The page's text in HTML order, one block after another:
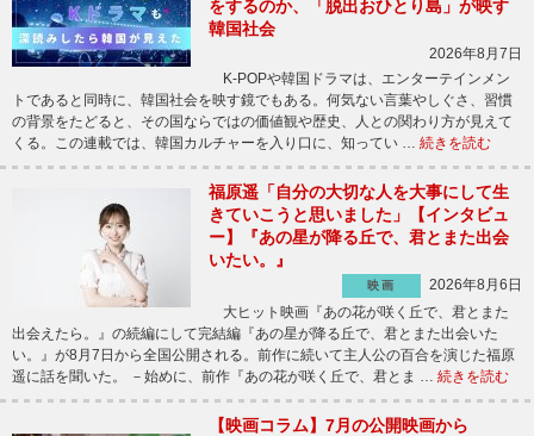
をするのか、「脱出おひとり島」が映す
韓国社会
2026年8月7日
K-POPや韓国ドラマは、エンターテインメン
トであると同時に、韓国社会を映す鏡でもある。何気ない言葉やしぐさ、習慣
の背景をたどると、その国ならではの価値観や歴史、人との関わり方が見えて
くる。この連載では、韓国カルチャーを入り口に、知ってい … 続きを読む
福原遥「自分の大切な人を大事にして生
きていこうと思いました」【インタビュ
ー】『あの星が降る丘で、君とまた出会
いたい。』
映画
2026年8月6日
大ヒット映画『あの花が咲く丘で、君とまた
出会えたら。』の続編にして完結編『あの星が降る丘で、君とまた出会いた
い。』が8月7日から全国公開される。前作に続いて主人公の百合を演じた福原
遥に話を聞いた。 －始めに、前作『あの花が咲く丘で、君とま … 続きを読む
【映画コラム】7月の公開映画から